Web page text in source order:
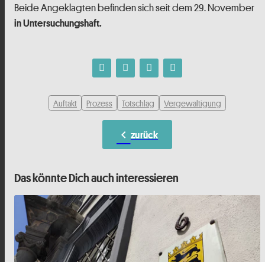
Beide Angeklagten befinden sich seit dem 29. November
in Untersuchungshaft.
Auftakt Prozess Totschlag Vergewaltigung
chevron_left zurück
Das könnte Dich auch interessieren